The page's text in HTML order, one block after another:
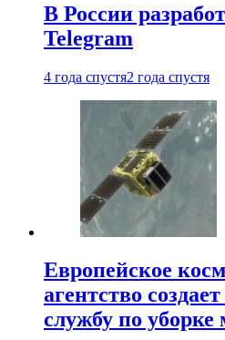
В России
Telegram
4 года спустя2 года спустя
Европейское
агентство
службу по уборке